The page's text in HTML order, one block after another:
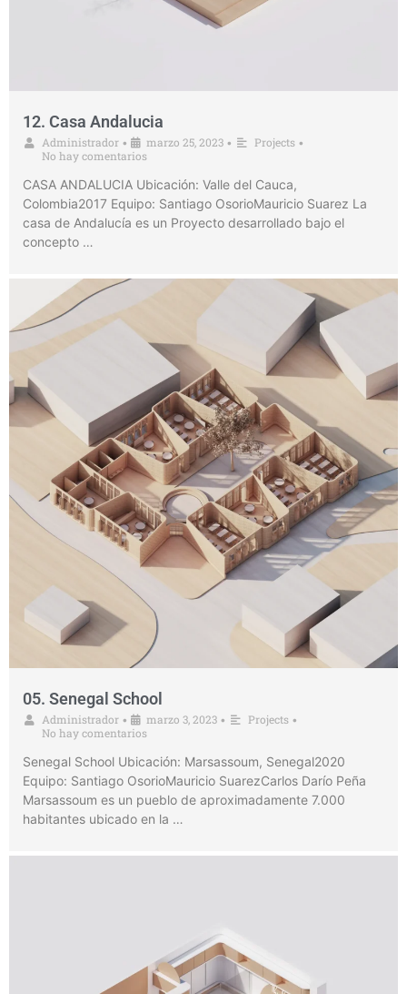
12. Casa Andalucia
Administrador • marzo 25, 2023 • Projects •
No hay comentarios
CASA ANDALUCIA Ubicación: Valle del Cauca,
Colombia2017 Equipo: Santiago OsorioMauricio Suarez La
casa de Andalucía es un Proyecto desarrollado bajo el
concepto …
05. Senegal School
Administrador • marzo 3, 2023 • Projects •
No hay comentarios
Senegal School Ubicación: Marsassoum, Senegal2020
Equipo: Santiago OsorioMauricio SuarezCarlos Darío Peña
Marsassoum es un pueblo de aproximadamente 7.000
habitantes ubicado en la …